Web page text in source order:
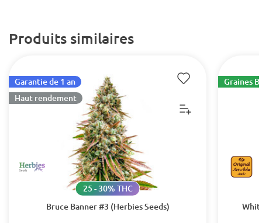
Produits similaires
Bruce Banner #3 (Herbies Seeds)
25 - 30% THC
Garantie de 1 an
Haut rendement
Graines